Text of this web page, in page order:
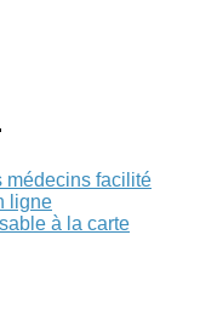
médecins facilité
ligne
à la carte